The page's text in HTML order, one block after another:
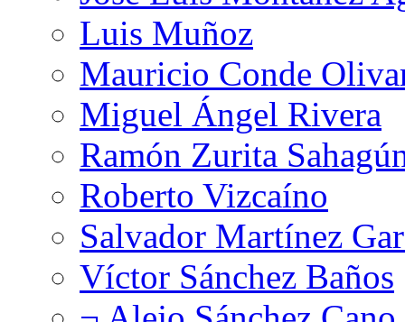
Luis Muñoz
Mauricio Conde
Miguel Ángel Rivera
Ramón Zurita
Roberto Vizcaíno
Salvador Martínez
Víctor Sánchez Baños